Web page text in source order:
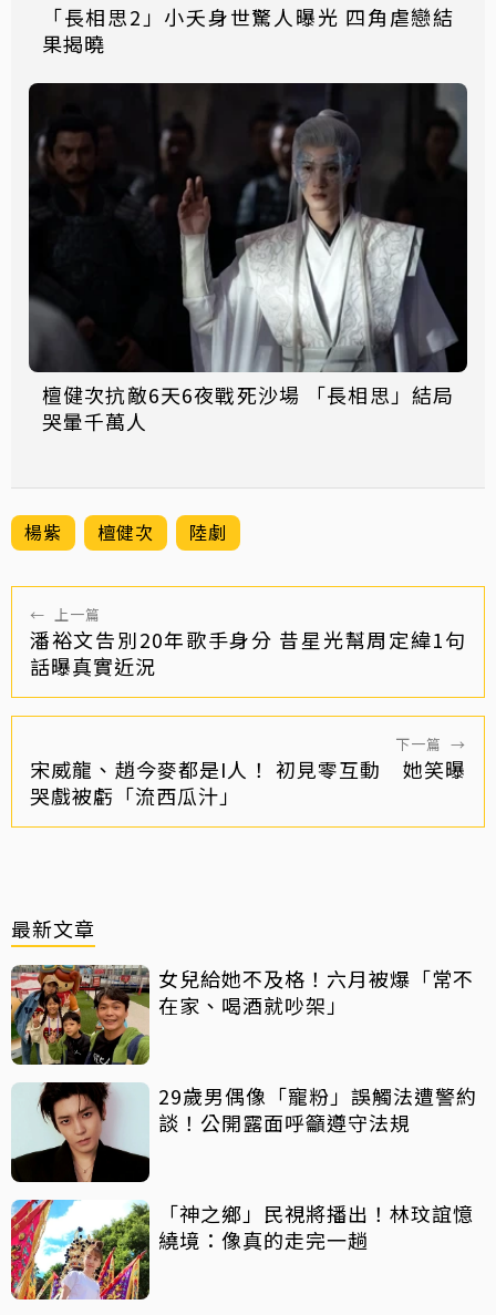
「長相思2」小夭身世驚人曝光 四角虐戀結
果揭曉
檀健次抗敵6天6夜戰死沙場 「長相思」結局
哭暈千萬人
楊紫 檀健次 陸劇
← 上一篇
潘裕文告別20年歌手身分 昔星光幫周定緯1句
話曝真實近況
下一篇 →
宋威龍、趙今麥都是I人！ 初見零互動 她笑曝
哭戲被虧「流西瓜汁」
最新文章
女兒給她不及格！六月被爆「常不
在家、喝酒就吵架」
29歲男偶像「寵粉」誤觸法遭警約
談！公開露面呼籲遵守法規
「神之鄉」民視將播出！林玟誼憶
繞境：像真的走完一趟